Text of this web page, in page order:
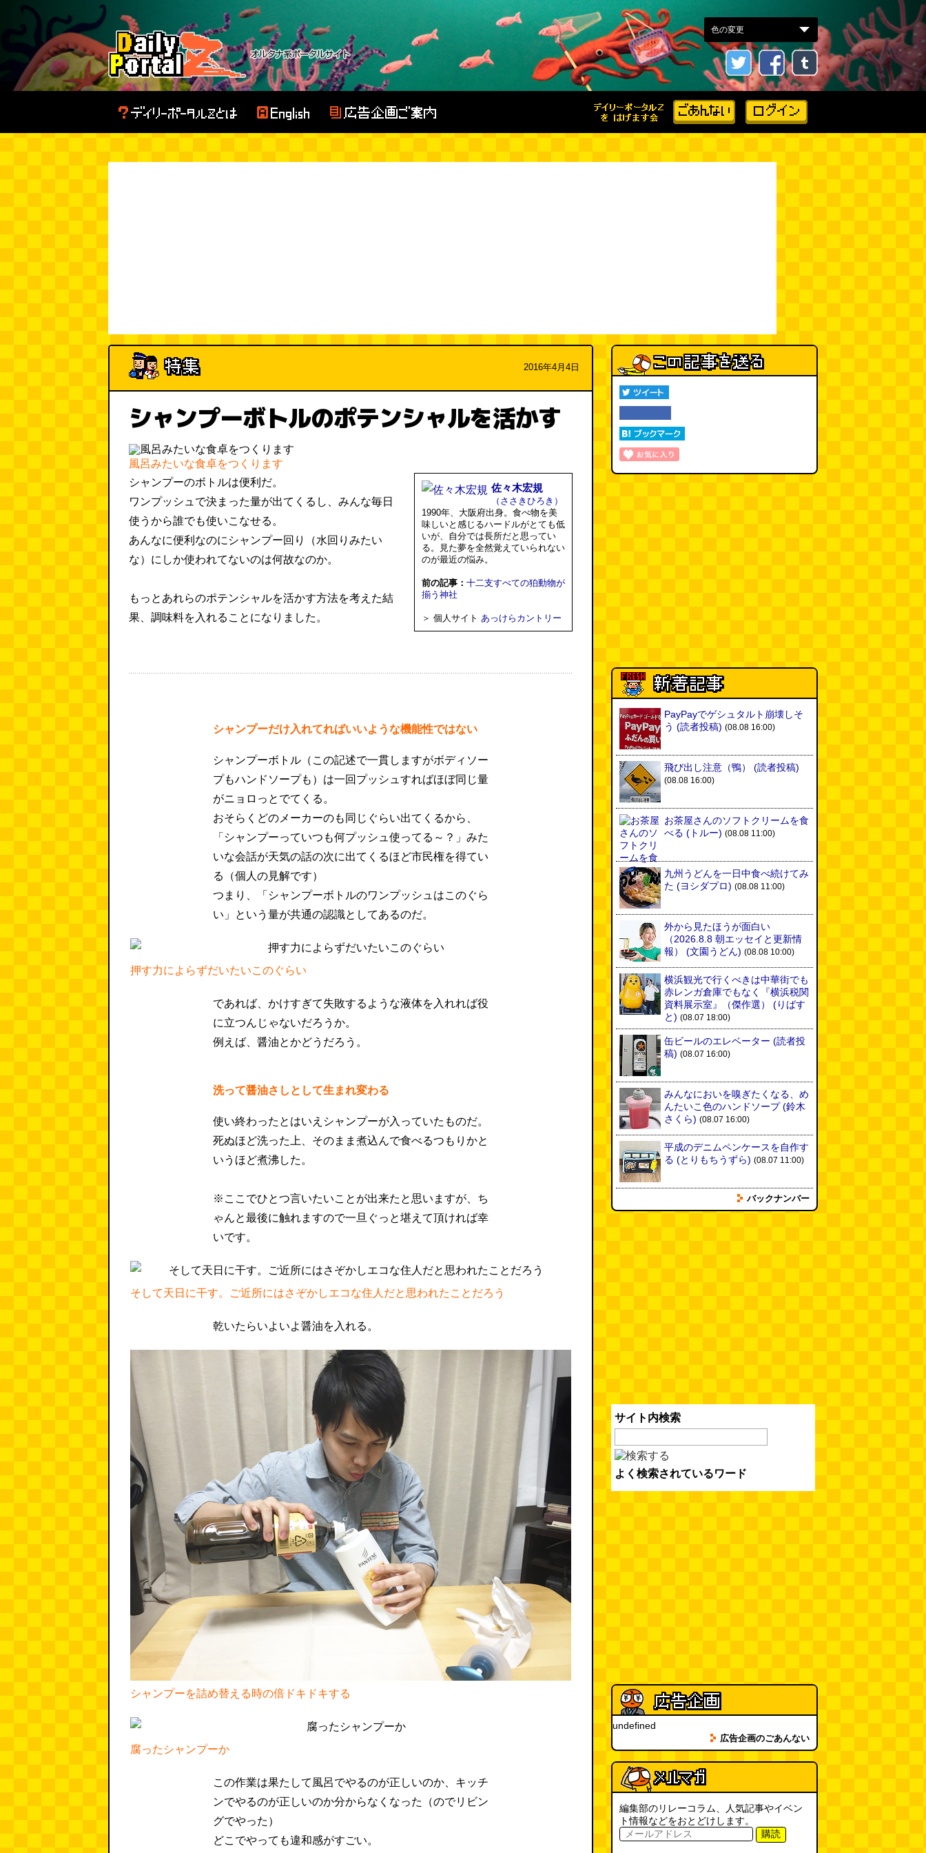
2016年4月4日
シャンプーボトルのポテンシャルを活かす
風呂みたいな食卓をつくります
シャンプーのボトルは便利だ。
ワンプッシュで決まった量が出てくるし、みんな毎日
使うから誰でも使いこなせる。
あんなに便利なのにシャンプー回り（水回りみたい
な）にしか使われてないのは何故なのか。
もっとあれらのポテンシャルを活かす方法を考えた結
果、調味料を入れることになりました。
佐々木宏規
（ささきひろき）
1990年、大阪府出身。食べ物を美
味しいと感じるハードルがとても低
いが、自分では長所だと思ってい
る。見た夢を全然覚えていられない
のが最近の悩み。
前の記事： 十二支すべての狛動物が
揃う神社
＞ 個人サイト あっけらカントリー
シャンプーだけ入れてればいいような機能性ではない
シャンプーボトル（この記述で一貫しますがボディソー
プもハンドソープも）は一回プッシュすればほぼ同じ量
がニョロっとでてくる。
おそらくどのメーカーのも同じぐらい出てくるから、
「シャンプーっていつも何プッシュ使ってる～？」みた
いな会話が天気の話の次に出てくるほど市民権を得てい
る（個人の見解です）
つまり、「シャンプーボトルのワンプッシュはこのぐら
い」という量が共通の認識としてあるのだ。
押す力によらずだいたいこのぐらい
であれば、かけすぎて失敗するような液体を入れれば役
に立つんじゃないだろうか。
例えば、醤油とかどうだろう。
洗って醤油さしとして生まれ変わる
使い終わったとはいえシャンプーが入っていたものだ。
死ぬほど洗った上、そのまま煮込んで食べるつもりかと
いうほど煮沸した。
※ここでひとつ言いたいことが出来たと思いますが、ち
ゃんと最後に触れますので一旦ぐっと堪えて頂ければ幸
いです。
そして天日に干す。ご近所にはさぞかしエコな住人だと思われたことだろう
乾いたらいよいよ醤油を入れる。
シャンプーを詰め替える時の倍ドキドキする
腐ったシャンプーか
この作業は果たして風呂でやるのが正しいのか、キッチ
ンでやるのが正しいのか分からなくなった（のでリビン
グでやった）
どこでやっても違和感がすごい。
PayPayでゲシュタルト崩壊しそ
う (読者投稿) (08.08 16:00)
飛び出し注意（鴨） (読者投稿)
(08.08 16:00)
お茶屋さんのソフトクリームを食
べる (トルー) (08.08 11:00)
九州うどんを一日中食べ続けてみ
た (ヨシダプロ) (08.08 11:00)
外から見たほうが面白い
（2026.8.8 朝エッセイと更新情
報）
(文園うどん) (08.08 10:00)
横浜観光で行くべきは中華街でも
赤レンガ倉庫でもなく『横浜税関
資料展示室』（傑作選）
(りばす
と) (08.07 18:00)
缶ビールのエレベーター (読者投
稿) (08.07 16:00)
みんなにおいを嗅ぎたくなる、め
んたいこ色のハンドソープ(鈴木
さくら) (08.07 16:00)
平成のデニムペンケースを自作す
る (とりもちうずら) (08.07 11:00)
揖保乃糸の「そうめん」ではな
く、揖保乃糸の「パスタ」を食べ
AirPodsProは超音波が聞こえる
姉がはまったガムランに自分もは
ヘアスタイルが3Dになっている
美容室の看板
16:00)
皿に乗った豚バラブロックの指輪
(べつやく れい) (08.05 16:00)
フエラムネをさらに笛っぽくした
らホイッスルになりました(爲房
新太朗) (08.05 11:00)
缶チューハイの内側の世界(パリ
バックナンバー
サイト内検索
よく検索されているワード
undefined
広告企画のごあんない
編集部のリレーコラム、人気記事やイベン
ト情報などをおとどけします。
購読